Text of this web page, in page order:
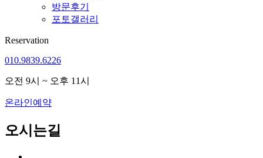
방문후기
포토갤러리
Reservation
010.9839.6226
오전 9시 ~ 오후 11시
온라인예약
오시는길